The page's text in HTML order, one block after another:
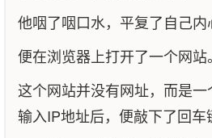
他咽了咽口水，平复了自己内
便在浏览器上打开了一个网站。
这个网站并没有网址，而是
输入IP地址后，便敲下了回车